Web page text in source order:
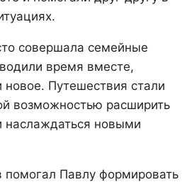
совершала семейные
время вместе,
новое. Путешествия стали
возможностью расширить
наслаждаться новыми
Павлу формировать